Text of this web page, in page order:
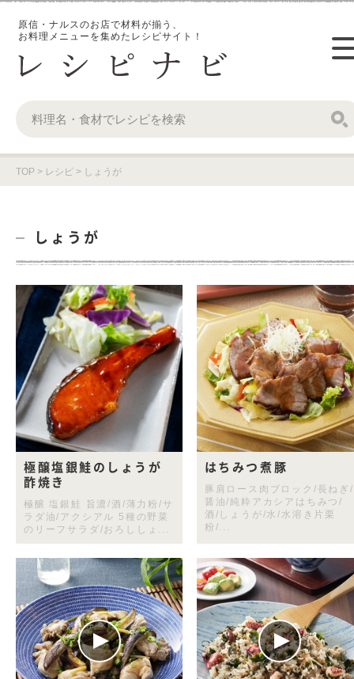
原信・ナルスのお店で材料が揃う、
お料理メニューを集めたレシピサイト！
TOP > レシピ > しょうが
しょうが
極醸塩銀鮭のしょうが
酢焼き
極醸 塩銀鮭 旨濃/酒/薄力粉/サ
ラダ油/アクシアル 5種の野菜
のリーフサラダ/おろししょ...
はちみつ煮豚
豚肩ロース肉ブロック/長ねぎ/
醤油/純粋アカシアはちみつ/
酒/しょうが/水/水溶き片栗
粉/...